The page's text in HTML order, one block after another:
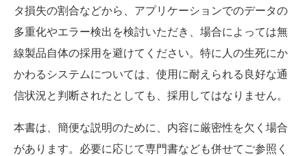
タ損失の割合などから、アプリケーションでのデータの
多重化やエラー検出を検討いただき、場合によっては無
線製品自体の採用を避けてください。特に人の生死にか
かわるシステムについては、使用に耐えられる良好な通
信状況と判断されたとしても、採用してはなりません。
本書は、簡便な説明のために、内容に厳密性を欠く場合
があります。必要に応じて専門書なども併せてご参照く